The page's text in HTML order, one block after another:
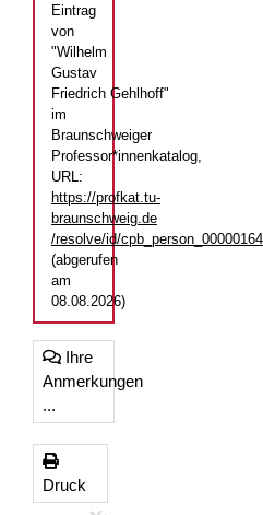
Eintrag
von
"Wilhelm
Gustav
Friedrich Gehlhoff"
im
Braunschweiger
Professor*innenkatalog,
URL:
https://profkat.tu-
braunschweig.de
/resolve/id/cpb_person_00000164
(abgerufen
am
08.08.2026)
Ihre
Anmerkungen
...
Druck